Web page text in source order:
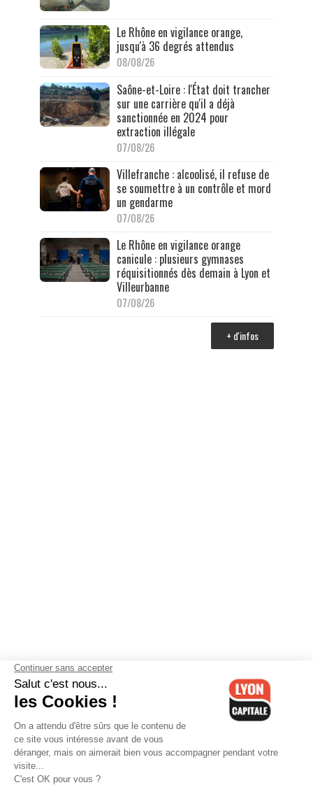
Le Rhône en vigilance orange,
jusqu'à 36 degrés attendus
08/08/26
Saône-et-Loire : l'État doit trancher
sur une carrière qu'il a déjà
sanctionnée en 2024 pour
extraction illégale
07/08/26
Villefranche : alcoolisé, il refuse de
se soumettre à un contrôle et mord
un gendarme
07/08/26
Le Rhône en vigilance orange
canicule : plusieurs gymnases
réquisitionnés dès demain à Lyon et
Villeurbanne
07/08/26
+ d'infos